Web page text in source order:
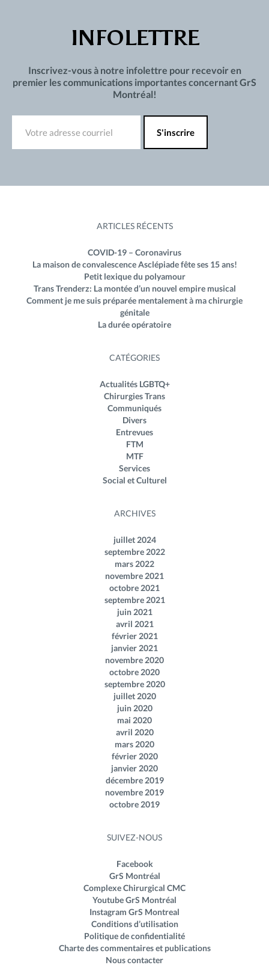
INFOLETTRE
Inscrivez-vous à notre infolettre pour recevoir en
premier les communications importantes concernant GrS
Montréal!
ARTICLES RÉCENTS
COVID-19 – Coronavirus
La maison de convalescence Asclépiade fête ses 15 ans!
Petit lexique du polyamour
Trans Trenderz: La montée d’un nouvel empire musical
Comment je me suis préparée mentalement à ma chirurgie
génitale
La durée opératoire
CATÉGORIES
Actualités LGBTQ+
Chirurgies Trans
Communiqués
Divers
Entrevues
FTM
MTF
Services
Social et Culturel
ARCHIVES
juillet 2024
septembre 2022
mars 2022
novembre 2021
octobre 2021
septembre 2021
juin 2021
avril 2021
février 2021
janvier 2021
novembre 2020
octobre 2020
septembre 2020
juillet 2020
juin 2020
mai 2020
avril 2020
mars 2020
février 2020
janvier 2020
décembre 2019
novembre 2019
octobre 2019
SUIVEZ-NOUS
Facebook
GrS Montréal
Complexe Chirurgical CMC
Youtube GrS Montréal
Instagram GrS Montreal
Conditions d’utilisation
Politique de confidentialité
Charte des commentaires et publications
Nous contacter